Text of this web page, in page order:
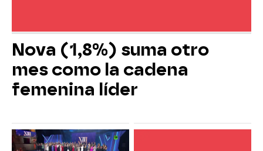
Nova (1,8%) suma otro
mes como la cadena
femenina líder